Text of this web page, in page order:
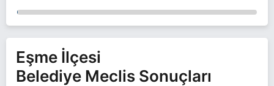
Eşme İlçesi
Belediye Meclis Sonuçları